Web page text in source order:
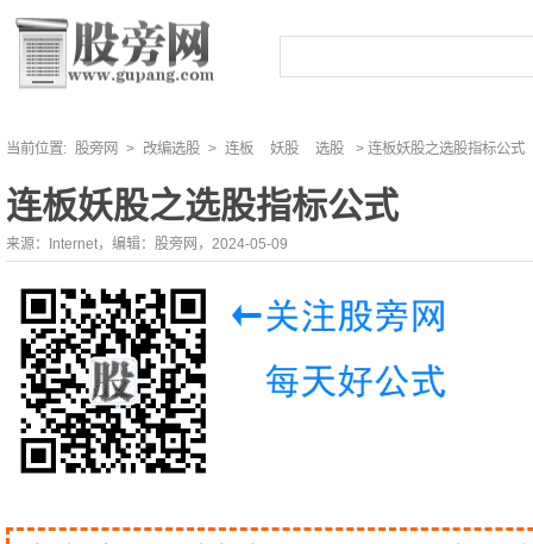
当前位置: 股旁网 > 改编选股 > 连板 妖股 选股 > 连板妖股之选股指标公式
连板妖股之选股指标公式
来源：Internet，编辑：股旁网，2024-05-09